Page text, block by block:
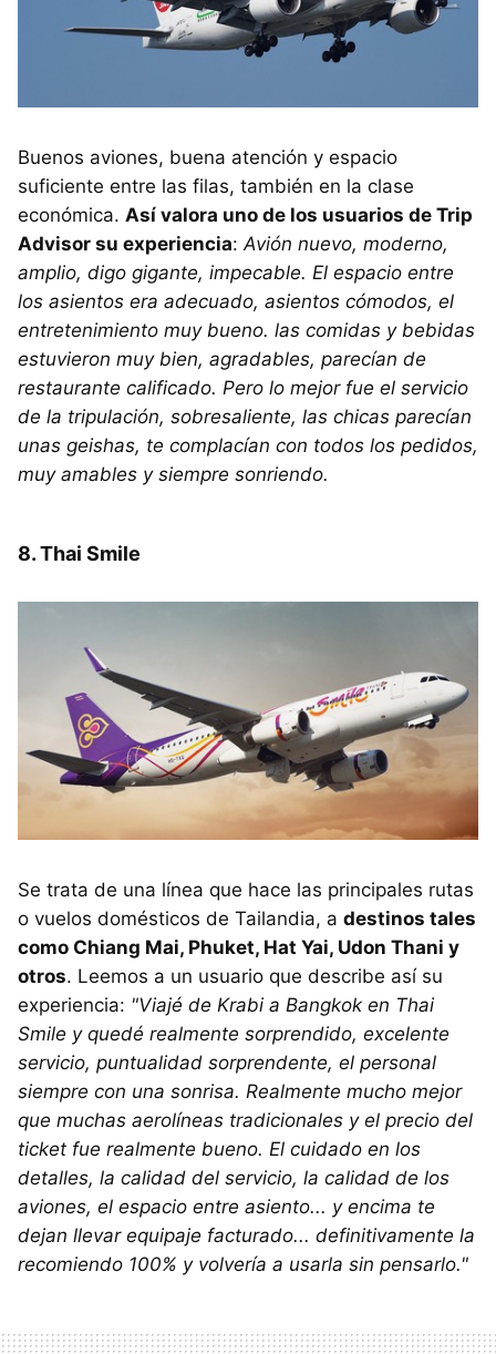
Buenos aviones, buena atención y espacio
suficiente entre las filas, también en la clase
económica. Así valora uno de los usuarios de Trip
Advisor su experiencia: Avión nuevo, moderno,
amplio, digo gigante, impecable. El espacio entre
los asientos era adecuado, asientos cómodos, el
entretenimiento muy bueno. las comidas y bebidas
estuvieron muy bien, agradables, parecían de
restaurante calificado. Pero lo mejor fue el servicio
de la tripulación, sobresaliente, las chicas parecían
unas geishas, te complacían con todos los pedidos,
muy amables y siempre sonriendo.
8. Thai Smile
Se trata de una línea que hace las principales rutas
o vuelos domésticos de Tailandia, a destinos tales
como Chiang Mai, Phuket, Hat Yai, Udon Thani y
otros. Leemos a un usuario que describe así su
experiencia: "Viajé de Krabi a Bangkok en Thai
Smile y quedé realmente sorprendido, excelente
servicio, puntualidad sorprendente, el personal
siempre con una sonrisa. Realmente mucho mejor
que muchas aerolíneas tradicionales y el precio del
ticket fue realmente bueno. El cuidado en los
detalles, la calidad del servicio, la calidad de los
aviones, el espacio entre asiento... y encima te
dejan llevar equipaje facturado... definitivamente la
recomiendo 100% y volvería a usarla sin pensarlo."